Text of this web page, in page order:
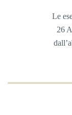
Le
26